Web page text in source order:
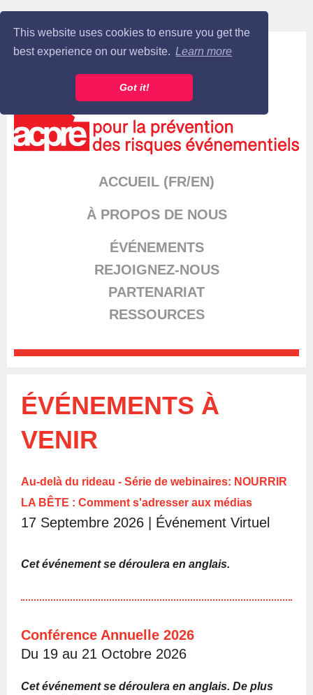
This website uses cookies to ensure you get the
best experience on our website. Learn more
Got it!
Log in
ACCUEIL (FR/EN)
À PROPOS DE NOUS
ÉVÉNEMENTS
REJOIGNEZ-NOUS
PARTENARIAT
RESSOURCES
ÉVÉNEMENTS À
VENIR
Au-delà du rideau - Série de webinaires: NOURRIR
LA BÊTE : Comment s'adresser aux médias
17 Septembre 2026 | Événement Virtuel
Cet événement se déroulera en anglais.
Conférence Annuelle 2026
Du 19 au 21 Octobre 2026
Cet événement se déroulera en anglais. De plus